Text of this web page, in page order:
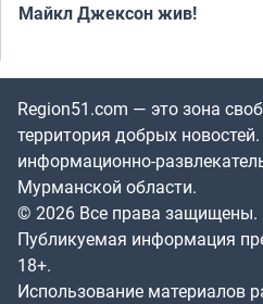
Майкл Джексон жив!
Region51.com — это зона
территория добрых
информационно-
Мурманской области.
© 2026 Все права защищены.
Публикуемая информация
18+.
Использование материалов